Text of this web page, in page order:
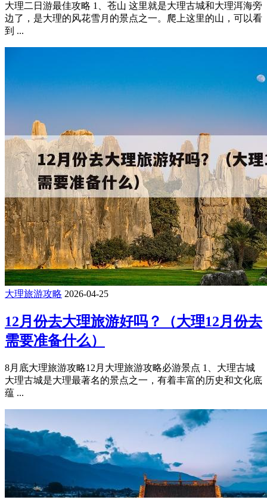
大理二日游最佳攻略 1、苍山 这里就是大理古城和大理洱海旁
边了，是大理的风花雪月的景点之一。爬上这里的山，可以看
到 ...
大理旅游攻略 2026-04-25
12月份去大理旅游好吗？（大理12月份去
需要准备什么）
8月底大理旅游攻略12月大理旅游攻略必游景点 1、大理古城
大理古城是大理最著名的景点之一，有着丰富的历史和文化底
蕴 ...